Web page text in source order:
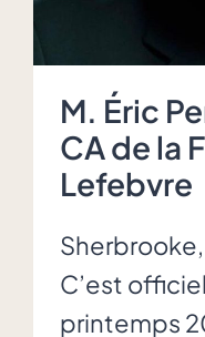
M. Éric
CA de la
Lefebvre
C’est
printemps